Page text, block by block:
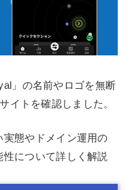
」の名前やロゴを無断
イトを確認しました。
態やドメイン運用の
について詳しく解説